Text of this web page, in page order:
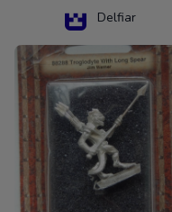
Delfiar